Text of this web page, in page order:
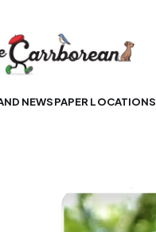
NEWSPAPER LOCATIONS